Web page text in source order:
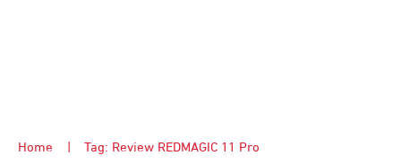
Home Tag: Review REDMAGIC 11 Pro